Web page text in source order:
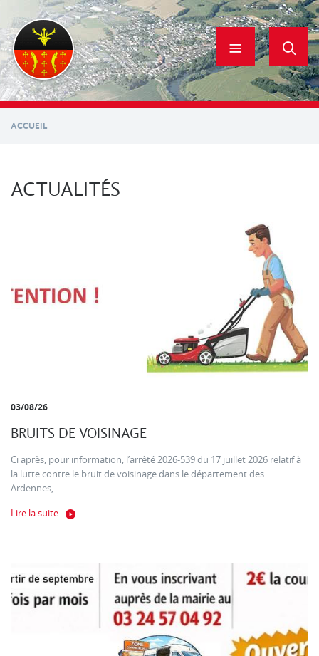
contenu
principal
ACCUEIL
ACTUALITÉS
03/08/26
BRUITS DE VOISINAGE
Ci après, pour information, l’arrêté 2026-539 du 17 juillet 2026 relatif à
la lutte contre le bruit de voisinage dans le département des
Ardennes,...
Lire la suite